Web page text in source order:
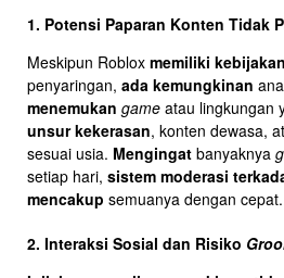
1. Potensi Paparan Konten Tidak
Meskipun Roblox memiliki
penyaringan, ada kemungkinan
menemukan game atau lingkungan
unsur kekerasan, konten dewasa,
sesuai usia. Mengingat banyaknya
setiap hari, sistem moderasi
mencakup semuanya dengan cepat.
2. Interaksi Sosial dan Risiko